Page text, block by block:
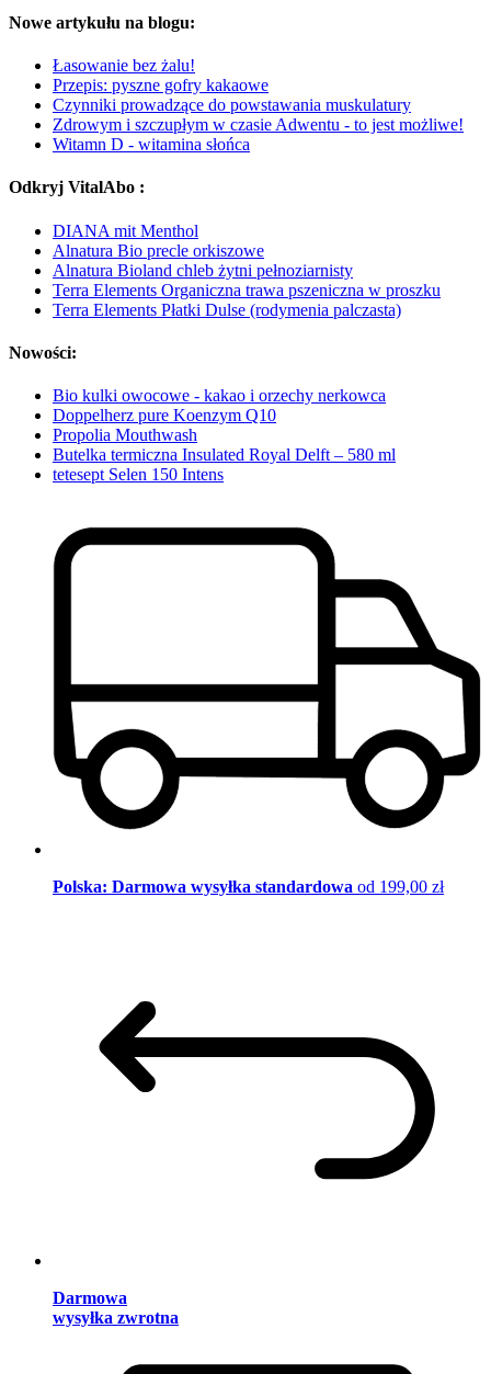
Nowe artykułu na blogu:
Łasowanie bez żalu!
Przepis: pyszne gofry kakaowe
Czynniki prowadzące do powstawania muskulatury
Zdrowym i szczupłym w czasie Adwentu - to jest możliwe!
Witamn D - witamina słońca
Odkryj VitalAbo :
DIANA mit Menthol
Alnatura Bio precle orkiszowe
Alnatura Bioland chleb żytni pełnoziarnisty
Terra Elements Organiczna trawa pszeniczna w proszku
Terra Elements Płatki Dulse (rodymenia palczasta)
Nowości:
Bio kulki owocowe - kakao i orzechy nerkowca
Doppelherz pure Koenzym Q10
Propolia Mouthwash
Butelka termiczna Insulated Royal Delft – 580 ml
tetesept Selen 150 Intens
Polska: Darmowa wysyłka standardowa od 199,00 zł
Darmowa
wysyłka zwrotna